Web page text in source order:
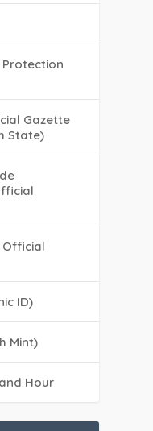
Gazette
State)
Official
ID)
Mint)
Hour